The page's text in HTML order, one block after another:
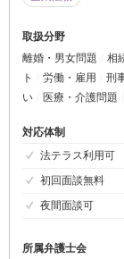
取扱分野
離婚・男女問題
相
ト
労働・雇用 刑
い
医療・介護問題
対応体制
法テラス利用可
初回面談無料
夜間面談可
所属弁護士会